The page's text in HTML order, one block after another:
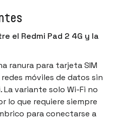
el Redmi Pad 2 4G y la
ranura para tarjeta SIM
móviles de datos sin
La variante solo Wi-Fi no
lo que requiere siempre
para conectarse a